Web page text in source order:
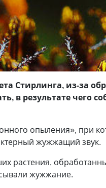
Стирлинга, из-за
в результате чего
опыления», при
жужжащий звук.
растения,
жужжание.